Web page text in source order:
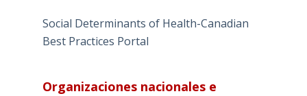
Social Determinants of Health-Canadian
Best Practices Portal
Organizaciones nacionales e